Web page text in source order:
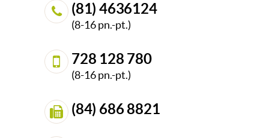
(81) 4636124
(8-16 pn.-pt.)
728 128 780
(8-16 pn.-pt.)
(84) 686 8821